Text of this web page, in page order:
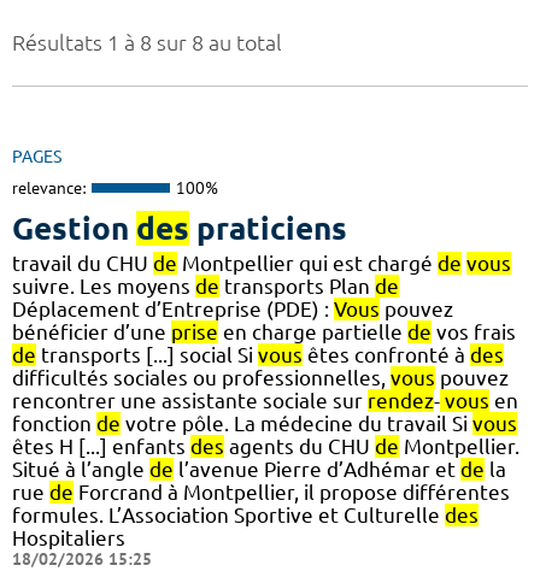
Résultats 1 à 8 sur 8 au total
PAGES
relevance: 100%
Gestion des praticiens
travail du CHU de Montpellier qui est chargé de vous
suivre. Les moyens de transports Plan de
Déplacement d’Entreprise (PDE) : Vous pouvez
bénéficier d’une prise en charge partielle de vos frais
de transports [...] social Si vous êtes confronté à des
difficultés sociales ou professionnelles, vous pouvez
rencontrer une assistante sociale sur rendez- vous en
fonction de votre pôle. La médecine du travail Si vous
êtes H [...] enfants des agents du CHU de Montpellier.
Situé à l’angle de l’avenue Pierre d’Adhémar et de la
rue de Forcrand à Montpellier, il propose différentes
formules. L’Association Sportive et Culturelle des
Hospitaliers
18/02/2026 15:25